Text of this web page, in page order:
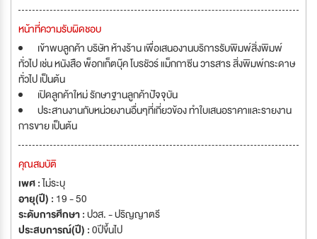
หน้าที่ความรับผิดชอบ
เข้าพบลูกค้า บริษัท ห้างร้าน เพื่อเสนองานบริการรับพิมพ์สิ่งพิมพ์
ทั่วไป เช่น หนังสือ พ็อกเก็ตบุ๊ค โบรชัวร์ แม็กกาซีน วารสาร สิ่งพิมพ์กระดาษ
ทั่วไป เป็นต้น
เปิดลูกค้าใหม่ รักษาฐานลูกค้าปัจจุบัน
ประสานงานกับหน่วยงานอื่นๆที่เกี่ยวข้อง ทำใบเสนอราคาและรายงาน
การขาย เป็นต้น
คุณสมบัติ
เพศ :ไม่ระบุ
อายุ(ปี) : 19 - 50
ระดับการศึกษา :ปวส. - ปริญญาตรี
ประสบการณ์(ปี) :0ปีขึ้นไป